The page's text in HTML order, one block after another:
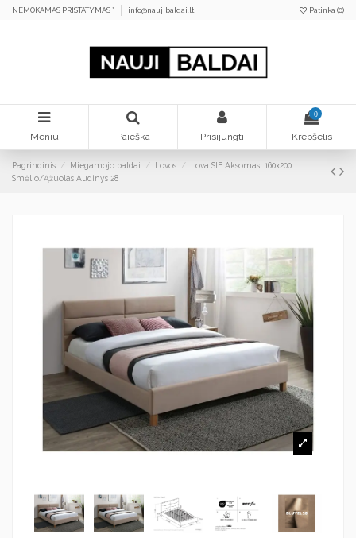
NEMOKAMAS PRISTATYMAS * info@naujibaldai.lt Patinka (0)
Meniu Paieška Prisijungti
0
Krepšelis
Pagrindinis Miegamojo baldai Lovos
Lova SIE Aksomas, 160x200
Smėlio/Ąžuolas Audinys 28